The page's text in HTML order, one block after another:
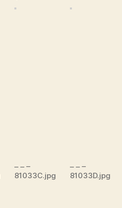
– – –
81033C.jpg
– – –
81033D.jpg